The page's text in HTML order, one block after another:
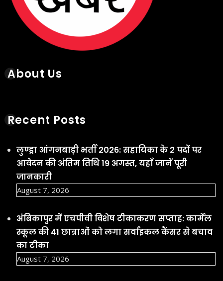
About Us
Recent Posts
लुण्ड्रा आंगनबाड़ी भर्ती 2026: सहायिका के 2 पदों पर
आवेदन की अंतिम तिथि 19 अगस्त, यहाँ जानें पूरी
जानकारी
August 7, 2026
अंबिकापुर में एचपीवी विशेष टीकाकरण सप्ताह: कार्मेल
स्कूल की 41 छात्राओं को लगा सर्वाइकल कैंसर से बचाव
का टीका
August 7, 2026